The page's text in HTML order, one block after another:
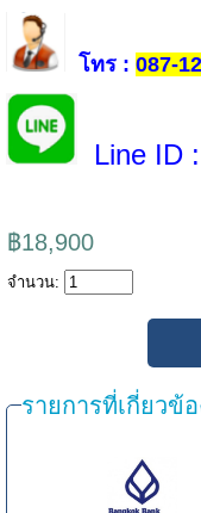
โทร: 087-
Line ID
฿18,900
จำนวน:
รายการที่เกี่ยวข้